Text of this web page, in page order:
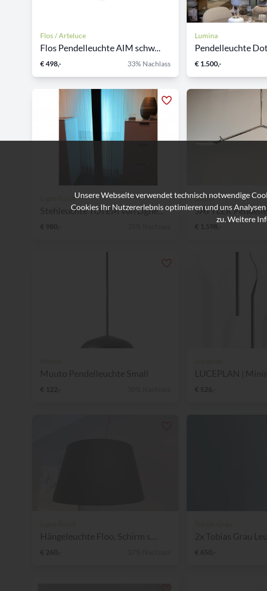
Flos / Arteluce
Flos Pendelleuchte AIM schw...
€ 498,- 33% Nachlass
Lumina
Pendelleuchte Dot
€ 1.500,-
Ligne Roset
Stehleuchte TOTEM von Ligne...
€ 980,-
Sattler
SATTLER
€ 1.598,-
Unsere Webseite verwendet technisch notwendige
Cookies Ihr Nutzererlebnis optimieren und uns
zu. Weitere